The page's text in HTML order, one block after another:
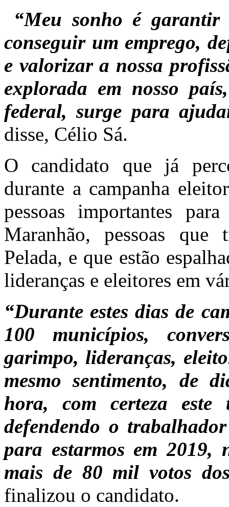
“Meu sonho é garantir
conseguir um emprego,
e valorizar a nossa
explorada em nosso
federal, surge para
disse, Célio Sá.
O candidato que já
durante a campanha
pessoas importantes
Maranhão, pessoas
Pelada, e que estão
lideranças e eleitores em
“Durante estes dias de
100 municípios,
garimpo, lideranças,
mesmo sentimento, de
hora, com certeza
defendendo o
para estarmos em 2019,
mais de 80 mil votos
finalizou o candidato.